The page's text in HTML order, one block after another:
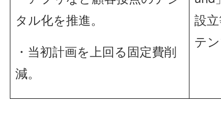
タル化を推進。
・当初計画を上回る固定費削
減。
設
テ